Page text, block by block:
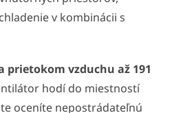
v kombinácii s
prietokom vzduchu až 191
hodí do miestností
oceníte nepostrádateľnú